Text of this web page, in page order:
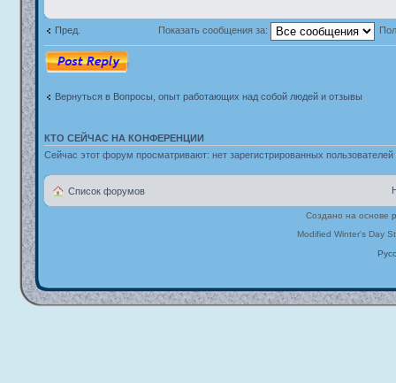
Пред. Показать сообщения за:
Ответить
Вернуться в Вопросы, опыт работающих над собой людей и отзывы
КТО СЕЙЧАС НА КОНФЕРЕНЦИИ
Сейчас этот форум просматривают: нет зарегистрированных пользователей
Список форумов
Создано на основе
Modified Winter's Day